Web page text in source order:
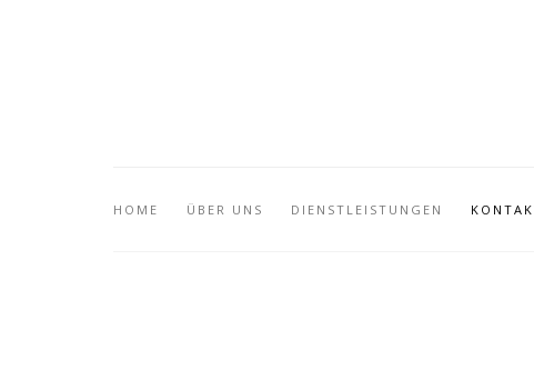
HOME ÜBER UNS DIENSTLEISTUNGEN